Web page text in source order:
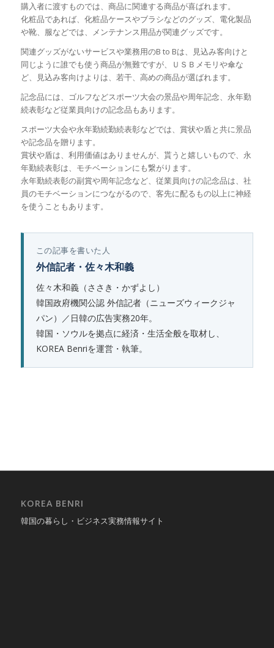
購入者に渡すものでは、商品に関連する商品が喜ばれます。
化粧品であれば、化粧品ケースやブラシなどのグッズ、電化製品
や靴、服などでは、メンテナンス用品が関連グッズです。
関連グッズがないサービスや業務用のB to Bは、見込み客向けと
同じように誰でも使う商品が無難ですが、ＵＳＢメモリや傘な
ど、見込み客向けよりは、若干、高めの商品が選ばれます。
記念品には、ゴルフなどスポーツ大会の景品や周年記念、永年勤
続表彰など従業員向けの記念品もあります。
スポーツ大会や永年勤続勤続表彰などでは、賞状や盾と共に景品
や記念品を贈ります。
賞状や盾は、利用価値はありませんが、貰うと嬉しいもので、永
年勤続表彰は、モチベーションにも繋がります。
永年勤続表彰の副賞や周年記念など、従業員向けの記念品は、社
員のモチベーションにつながるので、客先に配るもの以上に神経
を使うこともあります。
この記事を書いた人
外信記者・佐々木和義
佐々木和義（ささき・かずよし）
韓国政府機関公認 外信記者（ニューズウィークジャ
パン）／日韓の広告実務20年。
韓国・ソウルを拠点に経済・生活全般を取材し、
KOREA Benriを運営・執筆。
KOREA BENRI
韓国の暮らし・ビジネス実務情報サイト